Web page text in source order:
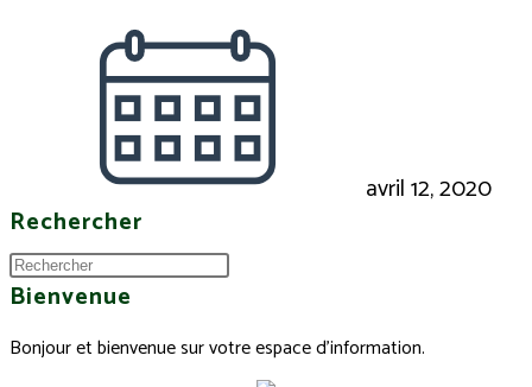
avril 12, 2020
Rechercher
Bienvenue
Bonjour et bienvenue sur votre espace d'information.